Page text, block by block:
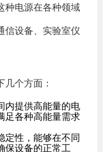
种电源在各种领域
信设备、实验室仪
个方面：
内提供高能量的电
足各种高能量需求
定性，能够在不同
保设备的正常工